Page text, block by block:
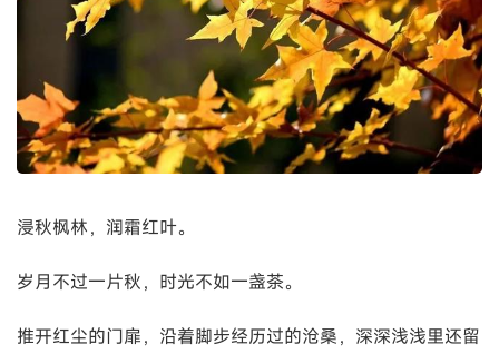
浸秋枫林，润霜红叶。
岁月不过一片秋，时光不如一盏茶。
推开红尘的门扉，沿着脚步经历过的沧桑，深深浅浅里还留